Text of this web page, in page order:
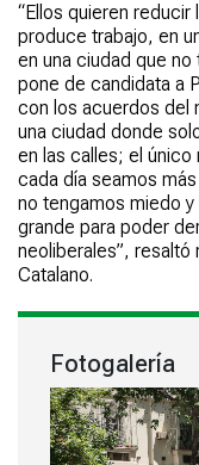
“Ellos quieren
produce trabajo, en
en una ciudad que
pone de candidata a
con los acuerdos del
una ciudad donde
en las calles; el único
cada día seamos
no tengamos miedo
grande para poder
neoliberales”, resaltó
Catalano.
Fotogalería